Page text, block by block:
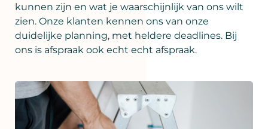
kunnen zijn en wat je waarschijnlijk van ons wilt
zien. Onze klanten kennen ons van onze
duidelijke planning, met heldere deadlines. Bij
ons is afspraak ook echt echt afspraak.